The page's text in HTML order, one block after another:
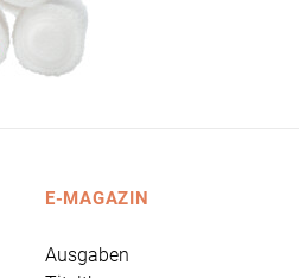
E-MAGAZIN
Ausgaben